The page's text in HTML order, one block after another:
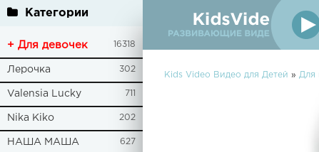
Категории
+ Для девочек 16318
Лерочка 302
Valensia Lucky 711
Nika Kiko 202
НАША МАША 627
Kids Video Видео для Детей » Для